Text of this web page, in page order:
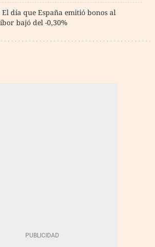
El día que España emitió bonos al
bajó del -0,30%